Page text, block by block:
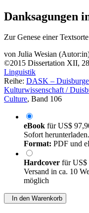
Danksagungen
Zur Genese einer Textsorte
von Julia Wesian
©2015 Dissertation XII,
Linguistik
Reihe: DASK –
Kulturwissenschaft /
Culture, Band 106
eBook fürUS$
Sofort
Format: PDF und
Hardcover fürUS$
Versand in ca. 10
möglich
In den Warenkorb